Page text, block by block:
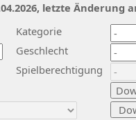
Kategorie
Geschlecht
Spielberechtigung
letzte Änderung